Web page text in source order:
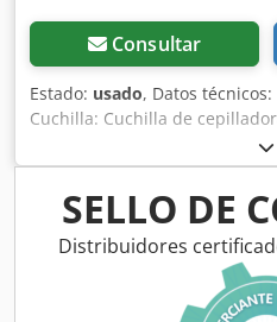
Consultar
Estado: usado, Datos
Cuchilla: Cuchilla de
del círculo de corte (ø): 163
Longitud: 180 mm - Material:
SELLO DE
Distribuidores